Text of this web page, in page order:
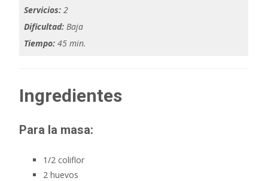
Servicios: 2
Dificultad: Baja
Tiempo: 45 min.
Ingredientes
Para la masa:
1/2 coliflor
2 huevos